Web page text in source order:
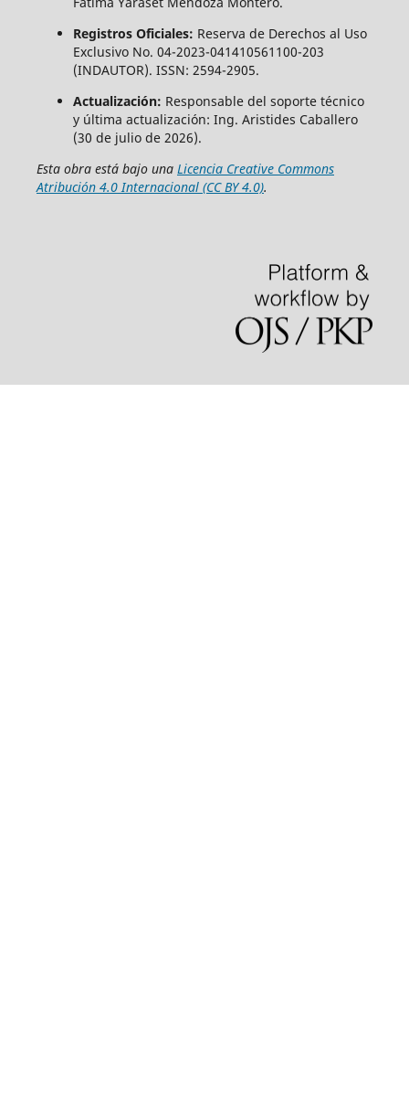
Registros Oficiales: Reserva de Derechos al Uso
Exclusivo No. 04-2023-041410561100-203
(INDAUTOR). ISSN: 2594-2905.
Actualización: Responsable del soporte técnico
y última actualización: Ing. Aristides Caballero
(30 de julio de 2026).
Esta obra está bajo una Licencia Creative Commons
Atribución 4.0 Internacional (CC BY 4.0).